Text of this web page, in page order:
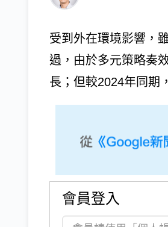
受到外在環境影響，
過，由於多元策略奏
長；但較2024年同期
會員登入